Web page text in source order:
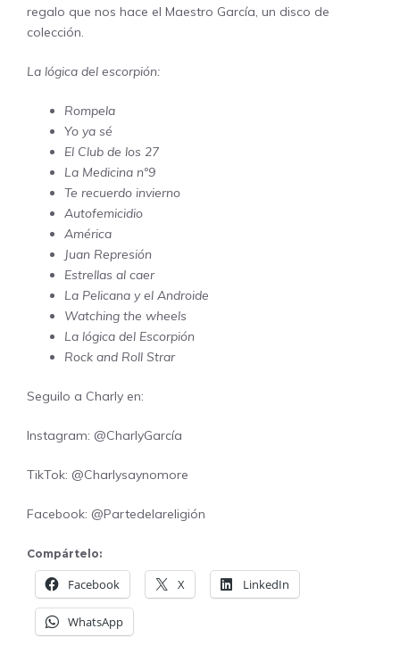
regalo que nos hace el Maestro García, un disco de
colección.
La lógica del escorpión:
Rompela
Yo ya sé
El Club de los 27
La Medicina n°9
Te recuerdo invierno
Autofemicidio
América
Juan Represión
Estrellas al caer
La Pelicana y el Androide
Watching the wheels
La lógica del Escorpión
Rock and Roll Strar
Seguilo a Charly en:
Instagram: @CharlyGarcía
TikTok: @Charlysaynomore
Facebook: @Partedelareligión
Compártelo:
Facebook X LinkedIn
WhatsApp